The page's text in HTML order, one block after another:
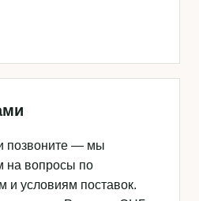
позвоните — мы
на вопросы по
и условиям поставок.